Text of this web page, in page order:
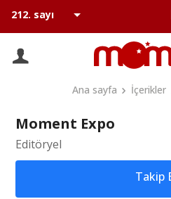
Ana sayfa İçerikler
Moment Expo
Editöryel
Takip